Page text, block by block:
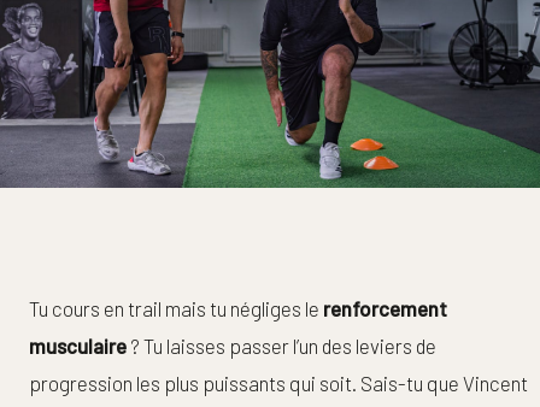
Tu cours en trail mais tu négliges le renforcement
musculaire ? Tu laisses passer l’un des leviers de
progression les plus puissants qui soit. Sais-tu que Vincent